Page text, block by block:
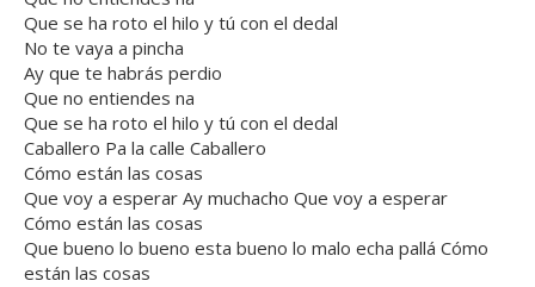
Que se ha roto el hilo y tú con el dedal
No te vaya a pincha
Ay que te habrás perdio
Que no entiendes na
Que se ha roto el hilo y tú con el dedal
Caballero Pa la calle Caballero
Cómo están las cosas
Que voy a esperar Ay muchacho Que voy a esperar
Cómo están las cosas
Que bueno lo bueno esta bueno lo malo echa pallá Cómo
están las cosas